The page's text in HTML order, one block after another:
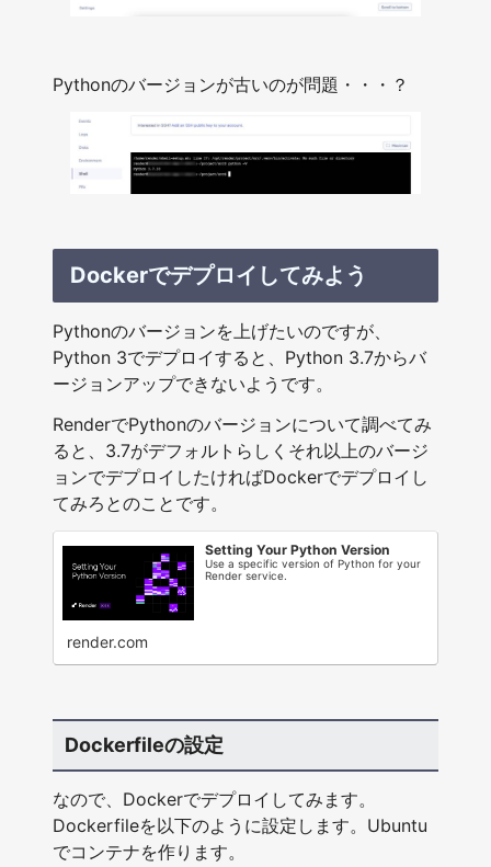
Pythonのバージョンが古いのが問題・・・？
Dockerでデプロイしてみよう
Pythonのバージョンを上げたいのですが、
Python 3でデプロイすると、Python 3.7からバ
ージョンアップできないようです。
RenderでPythonのバージョンについて調べてみ
ると、3.7がデフォルトらしくそれ以上のバージ
ョンでデプロイしたければDockerでデプロイし
てみろとのことです。
Setting Your Python Version
Use a specific version of Python for your
Render service.
render.com
Dockerfileの設定
なので、Dockerでデプロイしてみます。
Dockerfileを以下のように設定します。Ubuntu
でコンテナを作ります。